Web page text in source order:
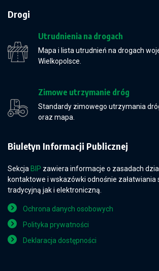
Drogi
Utrudnienia na drogach
Mapa i lista utrudnień na drogach
Wielkopolsce.
Zimowe utrzymanie dróg
Standardy zimowego utrzymania
oraz mapa.
Biuletyn Informacji Publicznej
Sekcja BIP zawiera informacje o zasadach
kontaktowe i wskazówki odnośnie załatwiania
tradycyjną jak i elektroniczną.
Ochrona danych osobowych
Polityka prywatności
Deklaracja dostępności